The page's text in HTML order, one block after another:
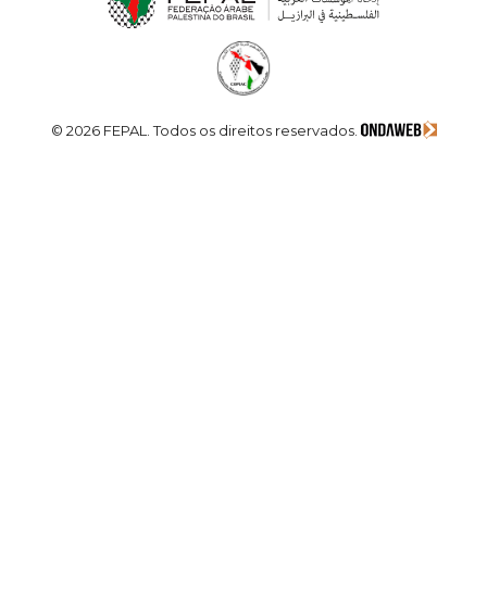
© 2026 FEPAL. Todos os direitos reservados.